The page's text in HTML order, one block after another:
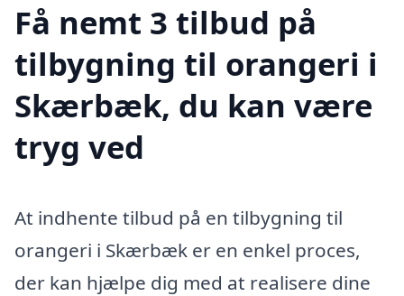
Få nemt 3 tilbud på
tilbygning til orangeri i
Skærbæk, du kan være
tryg ved
At indhente tilbud på en tilbygning til
orangeri i Skærbæk er en enkel proces,
der kan hjælpe dig med at realisere dine